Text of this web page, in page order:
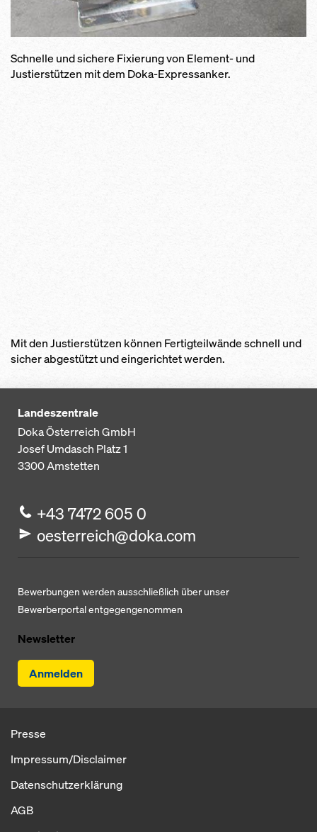
Schnelle und sichere Fixierung von Element- und
Justierstützen mit dem Doka-Expressanker.
Mit den Justierstützen können Fertigteilwände schnell und
sicher abgestützt und eingerichtet werden.
Landeszentrale
Doka Österreich GmbH
Josef Umdasch Platz 1
3300Amstetten
+43 7472 605 0
oesterreich@doka.com
Bewerbungen werden ausschließlich über unser
Bewerberportal entgegengenommen
Newsletter
Anmelden
Presse
Impressum/Disclaimer
Datenschutzerklärung
AGB